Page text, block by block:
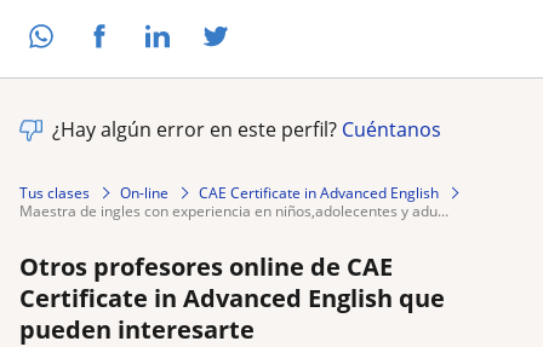
¿Hay algún error en este perfil? Cuéntanos
Tus clases On-line
CAE Certificate in Advanced English
maestra de ingles con experiencia en niños,adolecentes y adu...
Otros profesores online de CAE
Certificate in Advanced English que
pueden interesarte